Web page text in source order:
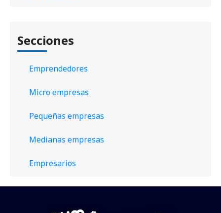
Secciones
Emprendedores
Micro empresas
Pequeñas empresas
Medianas empresas
Empresarios